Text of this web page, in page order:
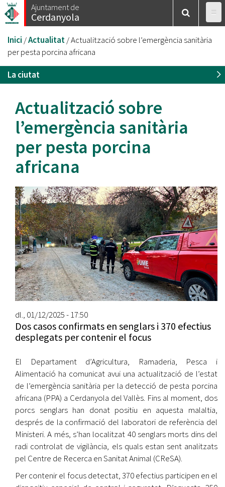
Vés
al
Ajuntament de
Cerdanyola
Esteu
aquí
Inici /Actualitat/Actualització sobre l’emergència sanitària
per pesta porcina africana
La ciutat
Actualització sobre
l’emergència sanitària
per pesta porcina
africana
dl., 01/12/2025 - 17:50
Dos casos confirmats en senglars i 370 efectius
desplegats per contenir el focus
El Departament d’Agricultura, Ramaderia, Pesca i
Alimentació ha comunicat avui una actualització de l’estat
de l’emergència sanitària per la detecció de pesta porcina
africana (PPA) a Cerdanyola del Vallès. Fins al moment, dos
porcs senglars han donat positiu en aquesta malaltia,
després de la confirmació del laboratori de referència del
Ministeri. A més, s’han localitzat 40 senglars morts dins del
radi controlat de vigilància, els quals estan sent analitzats
pel Centre de Recerca en Sanitat Animal (CReSA).
Per contenir el focus detectat, 370 efectius participen en el